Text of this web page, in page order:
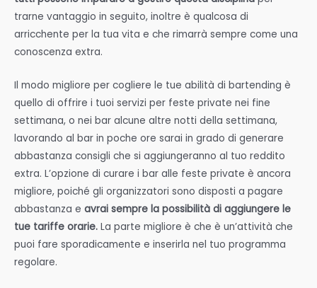
trarne vantaggio in seguito, inoltre è qualcosa di
arricchente per la tua vita e che rimarrà sempre come una
conoscenza extra.
Il modo migliore per cogliere le tue abilità di bartending è
quello di offrire i tuoi servizi per feste private nei fine
settimana, o nei bar alcune altre notti della settimana,
lavorando al bar in poche ore sarai in grado di generare
abbastanza consigli che si aggiungeranno al tuo reddito
extra. L’opzione di curare i bar alle feste private è ancora
migliore, poiché gli organizzatori sono disposti a pagare
abbastanza e avrai sempre la possibilità di aggiungere le
tue tariffe orarie. La parte migliore è che è un’attività che
puoi fare sporadicamente e inserirla nel tuo programma
regolare.